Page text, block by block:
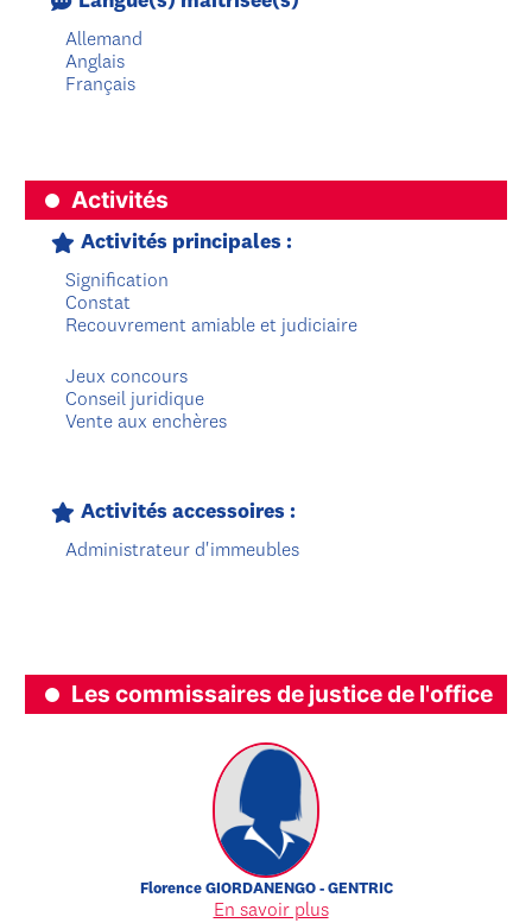
Allemand
Anglais
Français
Activités
Activités principales :
Signification
Constat
Recouvrement amiable et judiciaire
Jeux concours
Conseil juridique
Vente aux enchères
Activités accessoires :
Administrateur d'immeubles
Les commissaires de justice de l'office
Florence GIORDANENGO - GENTRIC
En savoir plus